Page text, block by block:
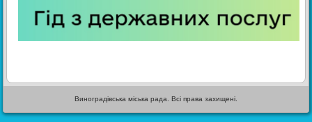
Виноградівська міська рада. Всі права захищені.